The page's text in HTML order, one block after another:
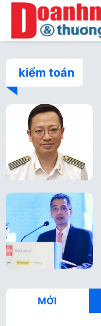
kiểm toán
MỚI